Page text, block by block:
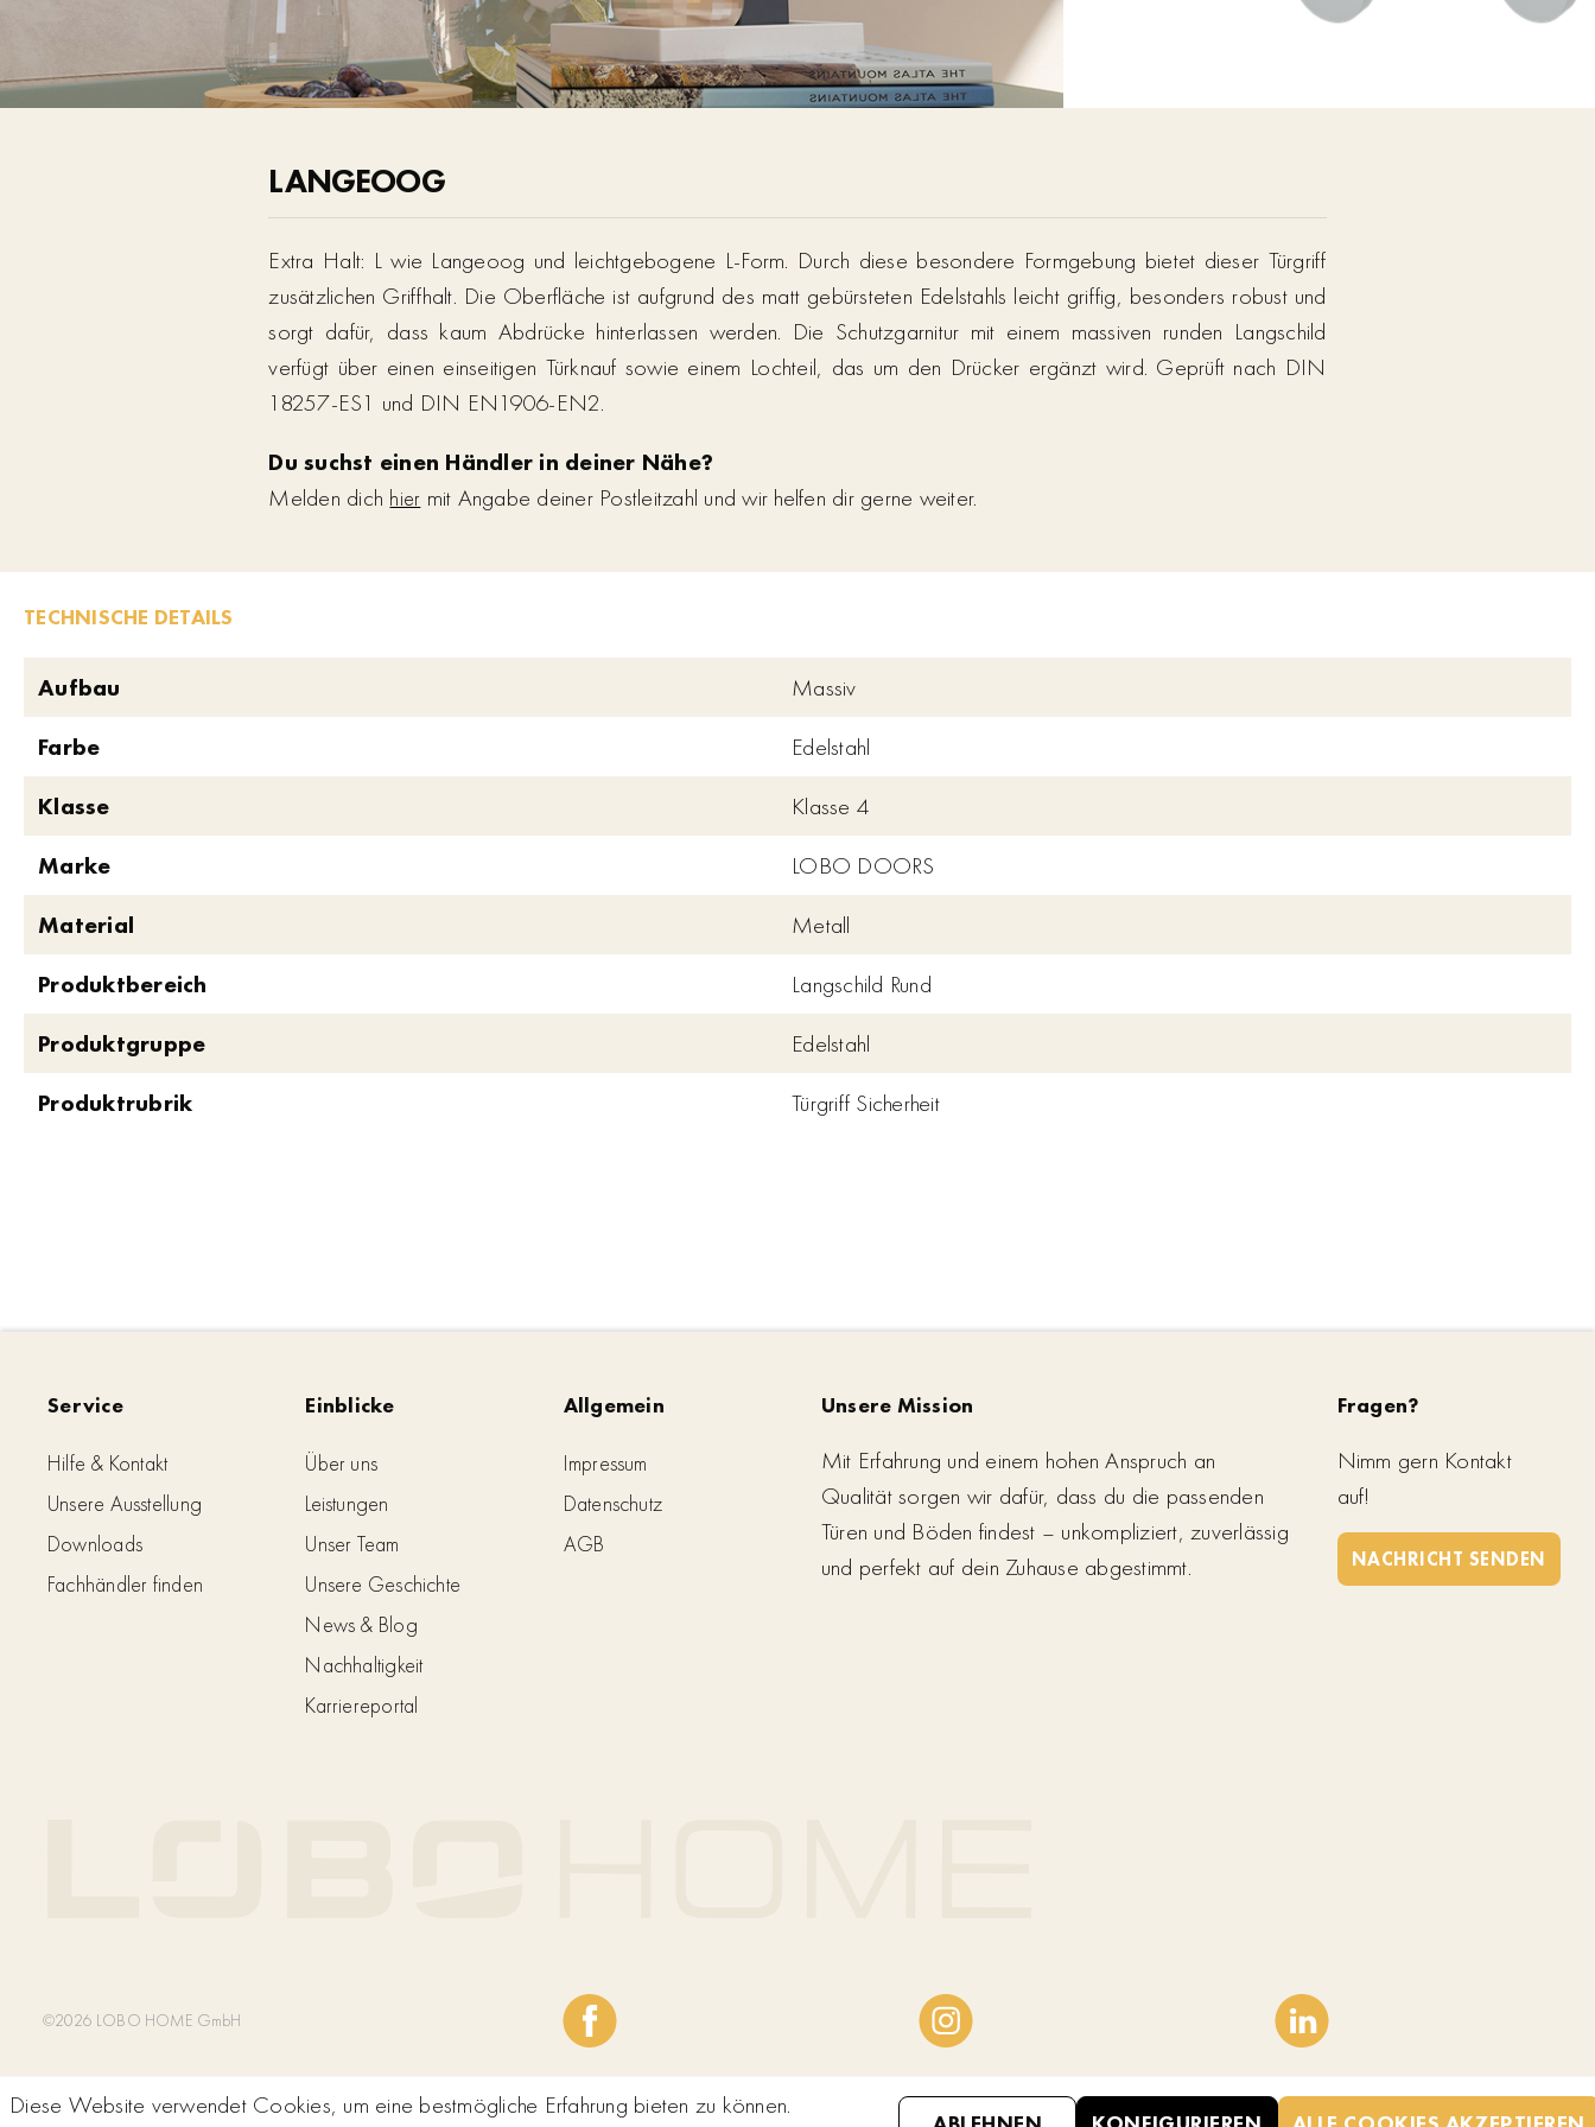
LANGEOOG
Extra Halt: L wie Langeoog und leichtgebogene L-Form. Durch diese besondere Formgebung bietet dieser Türgriff
zusätzlichen Griffhalt. Die Oberfläche ist aufgrund des matt gebürsteten Edelstahls leicht griffig, besonders robust und
sorgt dafür, dass kaum Abdrücke hinterlassen werden. Die Schutzgarnitur mit einem massiven runden Langschild
verfügt über einen einseitigen Türknauf sowie einem Lochteil, das um den Drücker ergänzt wird. Geprüft nach DIN
18257-ES1 und DIN EN1906-EN2.
Du suchst einen Händler in deiner Nähe?
Melden dich hier mit Angabe deiner Postleitzahl und wir helfen dir gerne weiter.
TECHNISCHE DETAILS
Aufbau
Massiv
Farbe
Edelstahl
Klasse
Klasse 4
Marke
LOBO DOORS
Material
Metall
Produktbereich
Langschild Rund
Produktgruppe
Edelstahl
Produktrubrik
Türgriff Sicherheit
Service
Hilfe & Kontakt
Unsere Ausstellung
Downloads
Fachhändler finden
Einblicke
Über uns
Leistungen
Unser Team
Unsere Geschichte
News & Blog
Nachhaltigkeit
Karriereportal
Allgemein
Impressum
Datenschutz
AGB
Unsere Mission
Mit Erfahrung und einem hohen Anspruch an
Qualität sorgen wir dafür, dass du die passenden
Türen und Böden findest – unkompliziert, zuverlässig
und perfekt auf dein Zuhause abgestimmt.
Fragen?
Nimm gern Kontakt
auf!
NACHRICHT SENDEN
©2026 LOBO HOME GmbH
Diese Website verwendet Cookies, um eine bestmögliche Erfahrung bieten zu können.